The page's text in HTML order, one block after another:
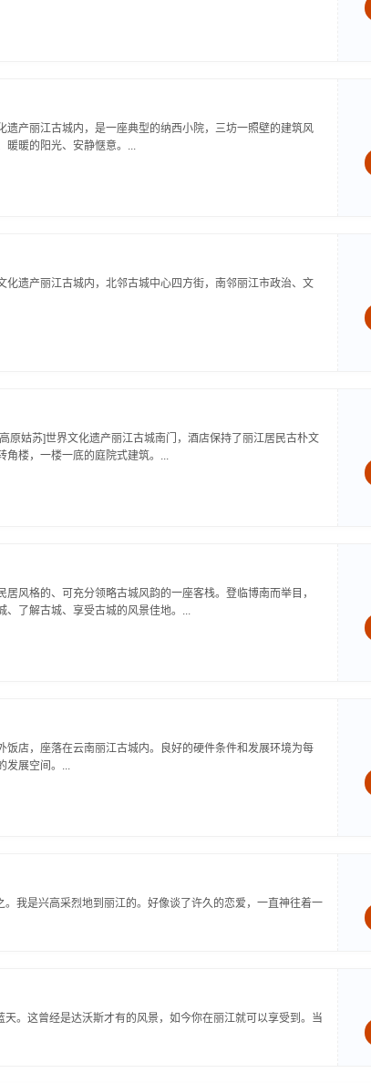
遗产丽江古城内，是一座典型的纳西小院，三坊一照壁的建筑风
暖暖的阳光、安静惬意。...
化遗产丽江古城内，北邻古城中心四方街，南邻丽江市政治、文
原姑苏]世界文化遗产丽江古城南门，酒店保持了丽江居民古朴文
角楼，一楼一底的庭院式建筑。...
风格的、可充分领略古城风韵的一座客栈。登临博南而举目，
、了解古城、享受古城的风景佳地。...
饭店，座落在云南丽江古城内。良好的硬件条件和发展环境为每
发展空间。...
我是兴高采烈地到丽江的。好像谈了许久的恋爱，一直神往着一
。这曾经是达沃斯才有的风景，如今你在丽江就可以享受到。当